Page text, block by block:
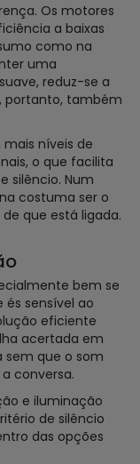
Os motores
a baixas
como na
uma
reduz-se a
portanto, também
níveis de
o que facilita
silêncio. Num
costuma ser o
que está ligada.
bem se
és sensível ao
eficiente
acertada em
sem que o som
conversa.
e iluminação
de silêncio
das opções